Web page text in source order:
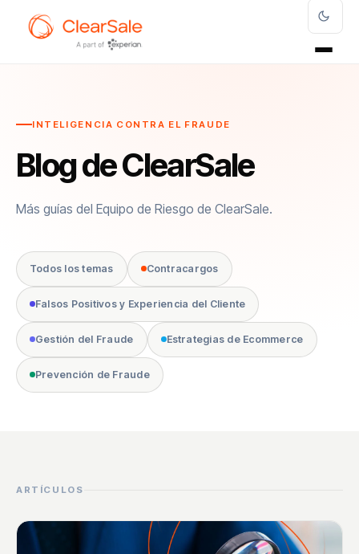
INTELIGENCIA CONTRA EL FRAUDE
Blog de ClearSale
Más guías del Equipo de Riesgo de ClearSale.
Todos los temas Contracargos
Falsos Positivos y Experiencia del Cliente
Gestión del Fraude Estrategias de Ecommerce
Prevención de Fraude
ARTÍCULOS